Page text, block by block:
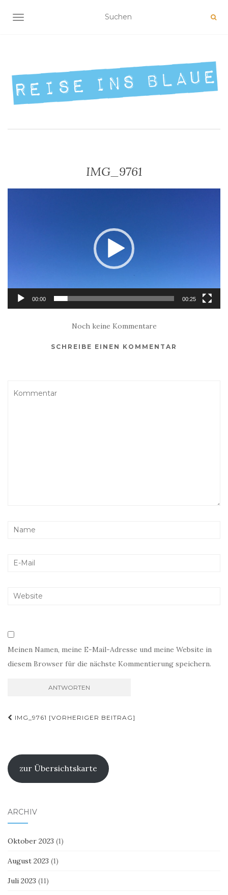
NAVIGATION UMSCHALTEN
IMG_9761
00:00 00:25
Noch keine Kommentare
SCHREIBE EINEN KOMMENTAR
Meinen Namen, meine E-Mail-Adresse und meine Website in
diesem Browser für die nächste Kommentierung speichern.
Beitragsnavigation
IMG_9761 [VORHERIGER BEITRAG]
zur Übersichtskarte
ARCHIV
Oktober 2023 (1)
August 2023 (1)
Juli 2023 (11)